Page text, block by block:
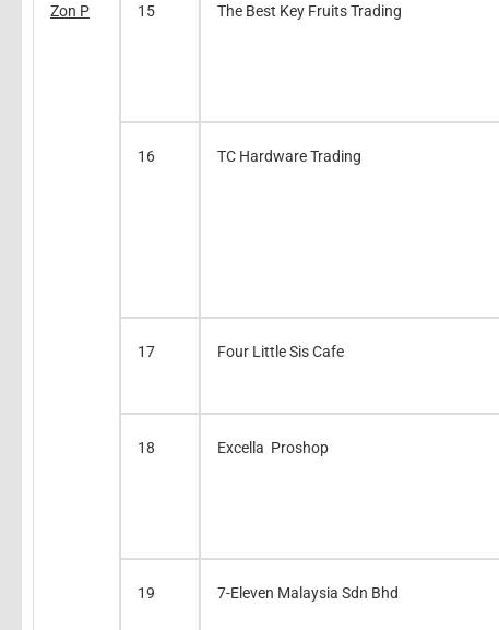
Zon P 15 The Best Key Fruits Trading
16 TC Hardware Trading
17 Four Little Sis Cafe
18 Excella Proshop
19 7-Eleven Malaysia Sdn Bhd